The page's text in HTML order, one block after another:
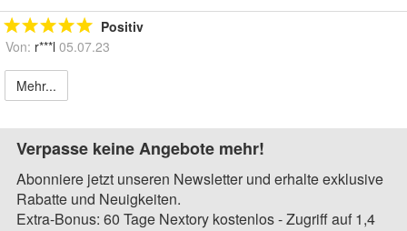
Positiv
Von: r***l 05.07.23
Mehr...
Verpasse keine Angebote mehr!
Abonniere jetzt unseren Newsletter und erhalte exklusive
Rabatte und Neuigkeiten.
Extra-Bonus: 60 Tage Nextory kostenlos - Zugriff auf 1,4